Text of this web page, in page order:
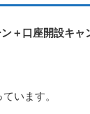
＋口座開設キ
います。